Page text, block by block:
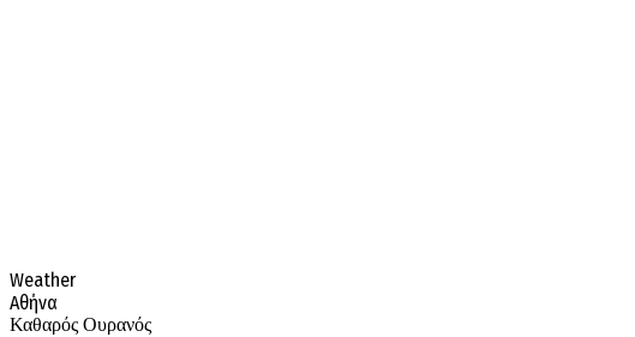
Weather
Αθήνα
Καθαρός Ουρανός